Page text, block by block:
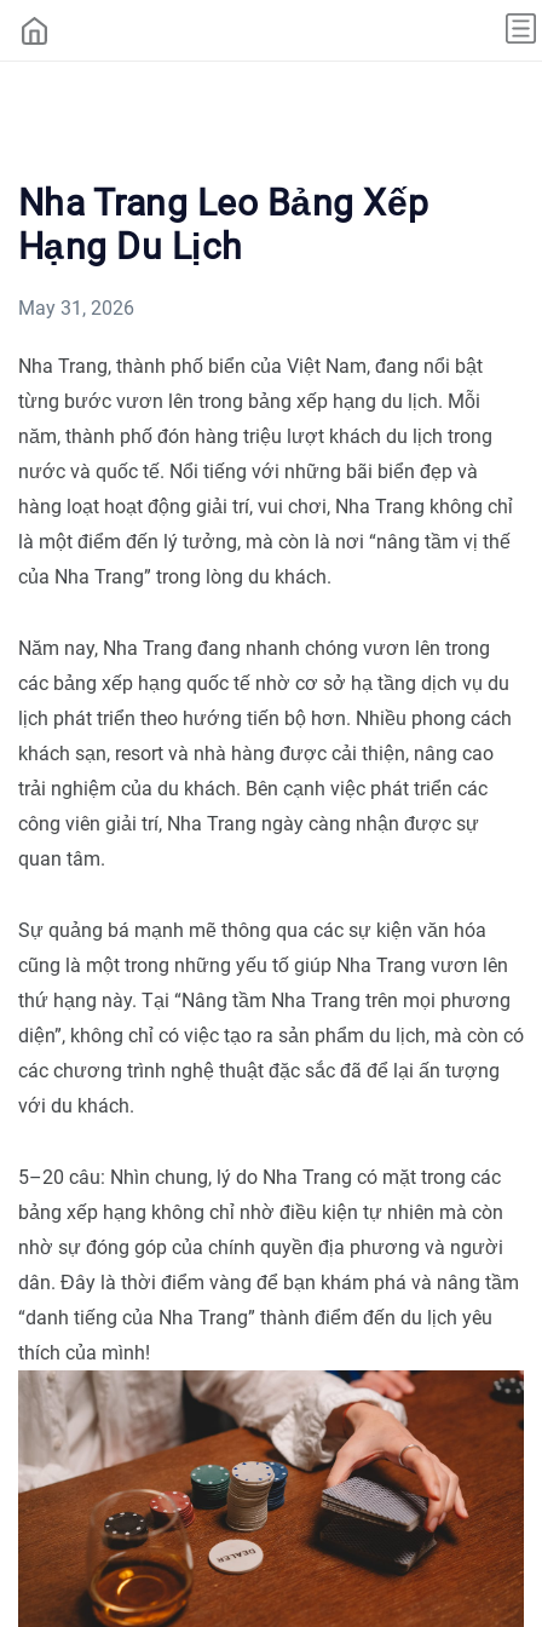
Nha Trang Leo Bảng Xếp
Hạng Du Lịch
May 31, 2026
Nha Trang, thành phố biển của Việt Nam, đang nổi bật
từng bước vươn lên trong bảng xếp hạng du lịch. Mỗi
năm, thành phố đón hàng triệu lượt khách du lịch trong
nước và quốc tế. Nổi tiếng với những bãi biển đẹp và
hàng loạt hoạt động giải trí, vui chơi, Nha Trang không chỉ
là một điểm đến lý tưởng, mà còn là nơi “nâng tầm vị thế
của Nha Trang” trong lòng du khách.
Năm nay, Nha Trang đang nhanh chóng vươn lên trong
các bảng xếp hạng quốc tế nhờ cơ sở hạ tầng dịch vụ du
lịch phát triển theo hướng tiến bộ hơn. Nhiều phong cách
khách sạn, resort và nhà hàng được cải thiện, nâng cao
trải nghiệm của du khách. Bên cạnh việc phát triển các
công viên giải trí, Nha Trang ngày càng nhận được sự
quan tâm.
Sự quảng bá mạnh mẽ thông qua các sự kiện văn hóa
cũng là một trong những yếu tố giúp Nha Trang vươn lên
thứ hạng này. Tại “Nâng tầm Nha Trang trên mọi phương
diện”, không chỉ có việc tạo ra sản phẩm du lịch, mà còn có
các chương trình nghệ thuật đặc sắc đã để lại ấn tượng
với du khách.
5–20 câu: Nhìn chung, lý do Nha Trang có mặt trong các
bảng xếp hạng không chỉ nhờ điều kiện tự nhiên mà còn
nhờ sự đóng góp của chính quyền địa phương và người
dân. Đây là thời điểm vàng để bạn khám phá và nâng tầm
“danh tiếng của Nha Trang” thành điểm đến du lịch yêu
thích của mình!